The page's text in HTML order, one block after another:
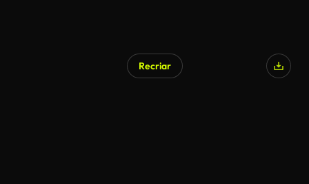
Recriar